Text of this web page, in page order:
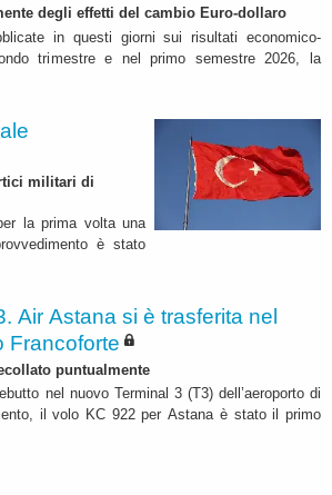
degli effetti del cambio Euro-dollaro
in questi giorni sui risultati economico-
trimestre e nel primo semestre 2026, la
militari di
la prima volta una
è stato
Air Astana si è trasferita nel
Francoforte
puntualmente
nel nuovo Terminal 3 (T3) dell’aeroporto di
il volo KC 922 per Astana è stato il primo